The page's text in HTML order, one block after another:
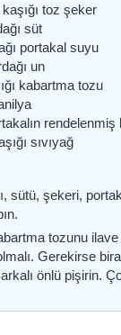
toz şeker
süt
portakal suyu
un
kabartma tozu
rendelenmiş
sıvıyağ
sütü, şekeri,
tozunu ilave
Gerekirse
önlü pişirin.